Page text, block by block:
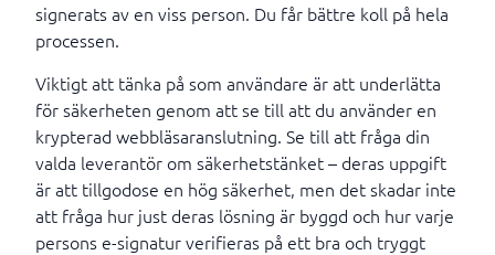
signerats av en viss person. Du får bättre koll på hela
processen.
Viktigt att tänka på som användare är att underlätta
för säkerheten genom att se till att du använder en
krypterad webbläsaranslutning. Se till att fråga din
valda leverantör om säkerhetstänket – deras uppgift
är att tillgodose en hög säkerhet, men det skadar inte
att fråga hur just deras lösning är byggd och hur varje
persons e-signatur verifieras på ett bra och tryggt